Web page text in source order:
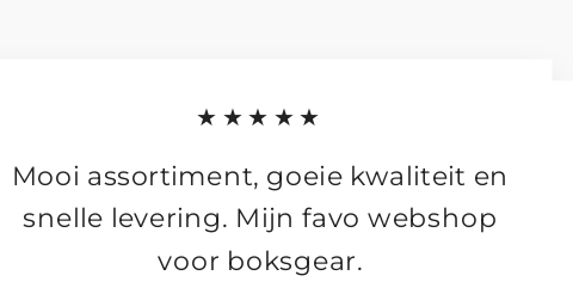
★★★★★
Mooi assortiment, goeie kwaliteit en
snelle levering. Mijn favo webshop
voor boksgear.